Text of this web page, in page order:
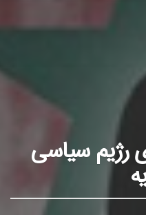
رژیم سیاسی